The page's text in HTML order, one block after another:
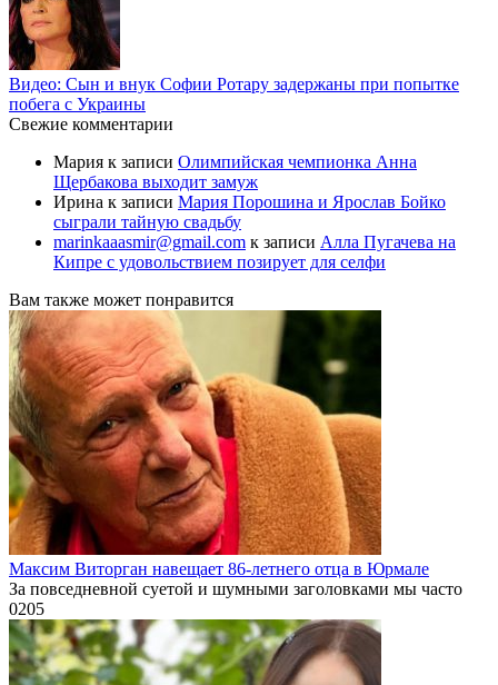
Видео: Сын и внук Софии Ротару задержаны при попытке
побега с Украины
Свежие комментарии
Мария к записи Олимпийская чемпионка Анна
Щербакова выходит замуж
Ирина к записи Мария Порошина и Ярослав Бойко
сыграли тайную свадьбу
marinkaaasmir@gmail.com к записи Алла Пугачева на
Кипре с удовольствием позирует для селфи
Вам также может понравится
Максим Виторган навещает 86-летнего отца в Юрмале
За повседневной суетой и шумными заголовками мы часто
0205